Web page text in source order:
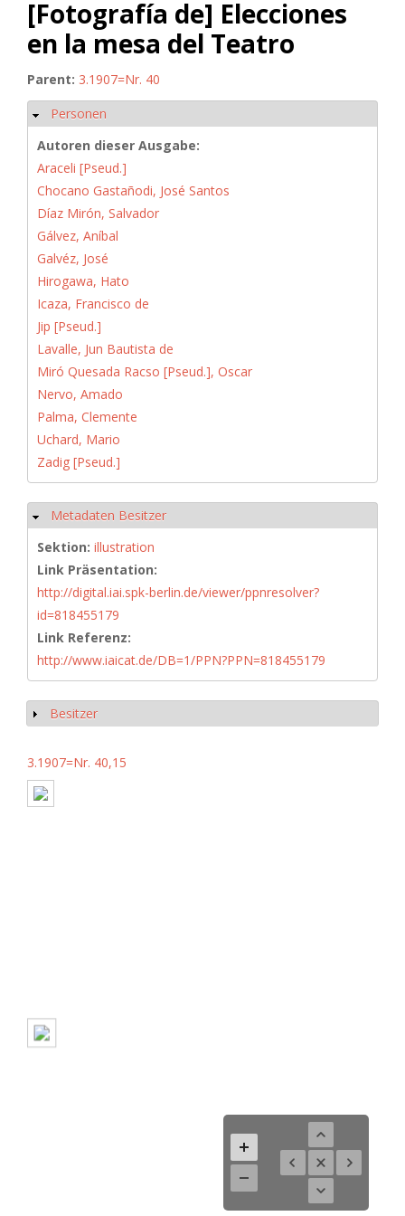
[Fotografía de] Elecciones
en la mesa del Teatro
Parent: 3.1907=Nr. 40
Hide
Personen
Autoren dieser Ausgabe:
Araceli [Pseud.]
Chocano Gastañodi, José Santos
Díaz Mirón, Salvador
Gálvez, Aníbal
Galvéz, José
Hirogawa, Hato
Icaza, Francisco de
Jip [Pseud.]
Lavalle, Jun Bautista de
Miró Quesada Racso [Pseud.], Oscar
Nervo, Amado
Palma, Clemente
Uchard, Mario
Zadig [Pseud.]
Hide
Metadaten Besitzer
Sektion: illustration
Link Präsentation:
http://digital.iai.spk-berlin.de/viewer/ppnresolver?
id=818455179
Link Referenz:
http://www.iaicat.de/DB=1/PPN?PPN=818455179
Show
Besitzer
3.1907=Nr. 40,15